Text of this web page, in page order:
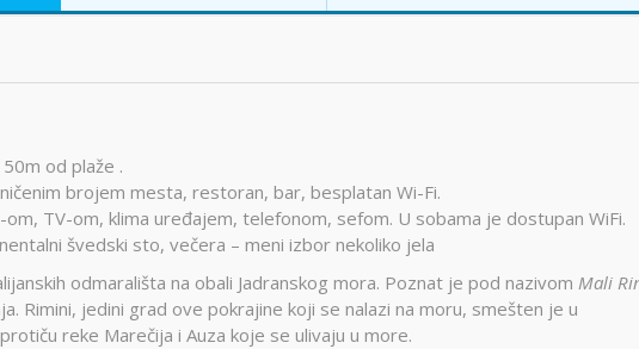
od plaže .
brojem mesta, restoran, bar, besplatan Wi-Fi.
om, TV-om, klima uređajem, telefonom, sefom. U sobama je dostupan WiFi.
švedski sto, večera – meni izbor nekoliko jela
odmarališta na obali Jadranskog mora. Poznat je pod nazivom Mali
Rimini, jedini grad ove pokrajine koji se nalazi na moru, smešten je u
reke Marečija i Auza koje se ulivaju u more.